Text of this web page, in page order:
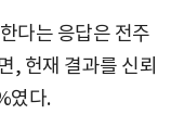
다는 응답은 전주
, 헌재 결과를 신뢰
였다.